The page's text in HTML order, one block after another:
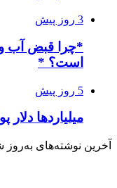
3 روز پیش
است؟ *
5 روز پیش
میلیاردها
آخرین نوشته‌های‌ به‌روز